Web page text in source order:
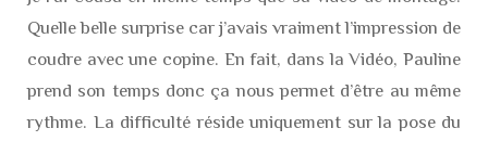
Quelle belle surprise car j’avais vraiment l’impression de
coudre avec une copine. En fait, dans la Vidéo, Pauline
prend son temps donc ça nous permet d’être au même
rythme. La difficulté réside uniquement sur la pose du